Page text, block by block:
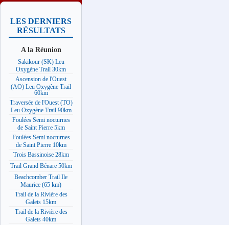
LES DERNIERS
RÉSULTATS
A la Réunion
Sakikour (SK) Leu
Oxygène Trail 30km
Ascension de l'Ouest
(AO) Leu Oxygène Trail
60km
Traversée de l'Ouest (TO)
Leu Oxygène Trail 90km
Foulées Semi nocturnes
de Saint Pierre 5km
Foulées Semi nocturnes
de Saint Pierre 10km
Trois Bassinoise 28km
Trail Grand Bénare 50km
Beachcomber Trail Ile
Maurice (65 km)
Trail de la Rivière des
Galets 15km
Trail de la Rivière des
Galets 40km